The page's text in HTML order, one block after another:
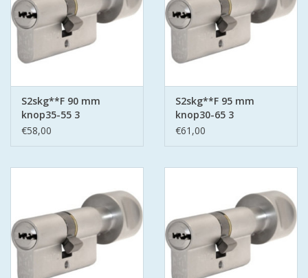
S2skg**F 90 mm
knop35-55 3
keersleutels
€58,00
S2skg**F 95 mm
knop30-65 3
keersleutels
€61,00